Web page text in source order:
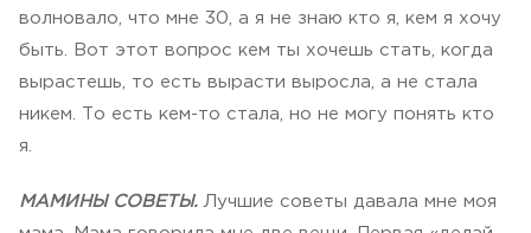
волновало, что мне 30, а я не знаю кто я, кем я хочу
быть. Вот этот вопрос кем ты хочешь стать, когда
вырастешь, то есть вырасти выросла, а не стала
никем. То есть кем-то стала, но не могу понять кто
я.
МАМИНЫ СОВЕТЫ. Лучшие советы давала мне моя